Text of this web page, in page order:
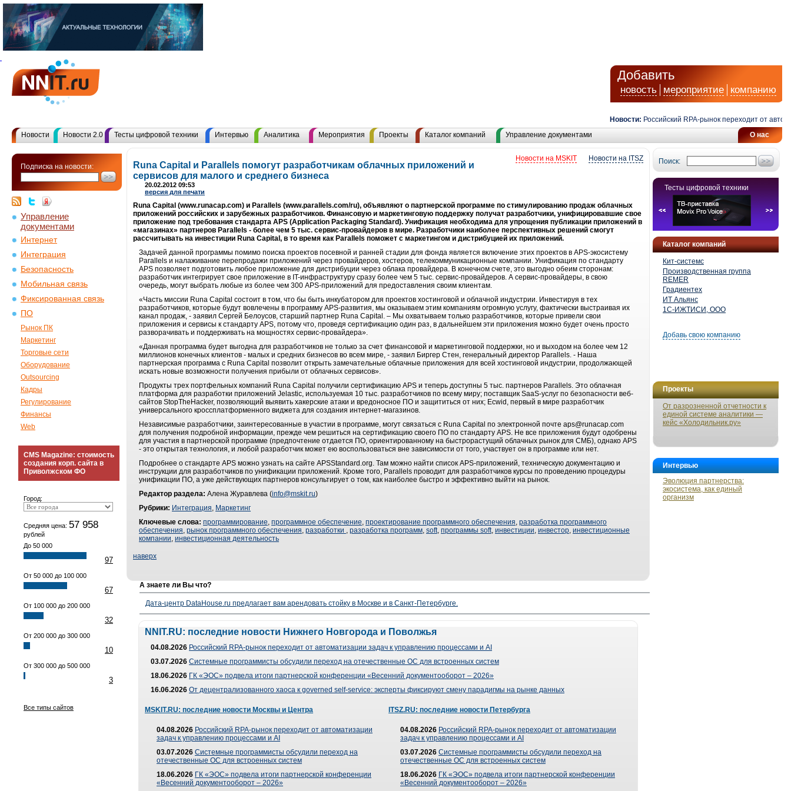
Добавить
новость мероприятие компанию
Новости: Российский RPA-рынок переходит от
О нас
Новости Новости 2.0 Тесты цифровой техники Интервью Аналитика Мероприятия Проекты Каталог компаний Управление документами
Подписка на новости:
Управление
документами
Интернет
Интеграция
Безопасность
Мобильная связь
Фиксированная связь
ПО
Рынок ПК
Маркетинг
Торговые сети
Оборудование
Outsourcing
Кадры
Регулирование
Финансы
Web
CMS Magazine: стоимость
создания корп. сайта в
Приволжском ФО
Город:
Средняя цена: 57 958
рублей
До 50 000
97
От 50 000 до 100 000
67
От 100 000 до 200 000
32
От 200 000 до 300 000
10
От 300 000 до 500 000
3
Все типы сайтов
Поиск:
Тесты цифровой техники
Каталог компаний
Кит-системс
Производственная группа
REMER
Градиентех
ИТ Альянс
1С-ИЖТИСИ, ООО
Добавь свою компанию
Проекты
От разрозненной отчетности к
единой системе аналитики —
кейс «Холодильник.ру»
Интервью
Эволюция партнерства:
экосистема, как единый
организм
Новости на ITSZ
Новости на MSKIT
Runa Capital и Parallels помогут разработчикам облачных приложений и
сервисов для малого и среднего бизнеса
20.02.2012 09:53
версия для печати
Runa Capital (www.runacap.com) и Parallels (www.parallels.com/ru), объявляют о партнерской программе по стимулированию продаж облачных
приложений российских и зарубежных разработчиков. Финансовую и маркетинговую поддержку получат разработчики, унифицировавшие свое
приложение под требования стандарта APS (Application Packaging Standard). Унификация необходима для упрощения публикации приложений в
«магазинах» партнеров Parallels - более чем 5 тыс. сервис-провайдеров в мире. Разработчики наиболее перспективных решений смогут
рассчитывать на инвестиции Runa Capital, в то время как Parallels поможет с маркетингом и дистрибуцией их приложений.
Задачей данной программы помимо поиска проектов посевной и ранней стадии для фонда является включение этих проектов в APS-экосистему
Parallels и налаживание перепродажи приложений через провайдеров, хостеров, телекоммуникационные компании. Унификация по стандарту
APS позволяет подготовить любое приложение для дистрибуции через облака провайдера. В конечном счете, это выгодно обеим сторонам:
разработчик интегрирует свое приложение в IT-инфраструктуру сразу более чем 5 тыс. сервис-провайдеров. А сервис-провайдеры, в свою
очередь, могут выбрать любые из более чем 300 APS-приложений для предоставления своим клиентам.
«Часть миссии Runa Capital состоит в том, что бы быть инкубатором для проектов хостинговой и облачной индустрии. Инвестируя в тех
разработчиков, которые будут вовлечены в программу APS-развития, мы оказываем этим компаниям огромную услугу, фактически выстраивая их
канал продаж, - заявил Сергей Белоусов, старший партнер Runa Capital. – Мы охватываем только разработчиков, которые привели свои
приложения и сервисы к стандарту APS, потому что, проведя сертификацию один раз, в дальнейшем эти приложения можно будет очень просто
разворачивать и поддерживать на мощностях сервис-провайдера».
«Данная программа будет выгодна для разработчиков не только за счет финансовой и маркетинговой поддержки, но и выходом на более чем 12
миллионов конечных клиентов - малых и средних бизнесов во всем мире, - заявил Биргер Стен, генеральный директор Parallels. - Наша
партнерская программа с Runa Capital позволит открыть замечательные облачные приложения для всей хостинговой индустрии, продолжающей
искать новые возможности получения прибыли от облачных сервисов».
Продукты трех портфельных компаний Runa Capital получили сертификацию APS и теперь доступны 5 тыс. партнеров Parallels. Это облачная
платформа для разработки приложений Jelastic, используемая 10 тыс. разработчиков по всему миру; поставщик SaaS-услуг по безопасности веб-
сайтов StopTheHacker, позволяющий выявить хакерские атаки и вредоносное ПО и защититься от них; Ecwid, первый в мире разработчик
универсального кроссплатформенного виджета для создания интернет-магазинов.
Независимые разработчики, заинтересованные в участии в программе, могут связаться с Runa Capital по электронной почте aps@runacap.com
для получения подробной информации, прежде чем решиться на сертификацию своего ПО по стандарту APS. Не все приложения будут одобрены
для участия в партнерской программе (предпочтение отдается ПО, ориентированному на быстрорастущий облачных рынок для СМБ), однако APS
- это открытая технология, и любой разработчик может ею воспользоваться вне зависимости от того, участвует он в программе или нет.
Подробнее о стандарте APS можно узнать на сайте APSStandard.org. Там можно найти список APS-приложений, техническую документацию и
инструкции для разработчиков по унификации приложений. Кроме того, Parallels проводит для разработчиков курсы по проведению процедуры
унификации ПО, а уже действующих партнеров консультирует о том, как наиболее быстро и эффективно выйти на рынок.
Редактор раздела: Алена Журавлева (info@mskit.ru)
Рубрики: Интеграция, Маркетинг
Ключевые слова: программирование, программное обеспечение, проектирование программного обеспечения, разработка программного
обеспечения, рынок программного обеспечения, разработки , разработка программ, soft, программы soft, инвестиции, инвестор, инвестиционные
компании, инвестиционная деятельность
наверх
А знаете ли Вы что?
Дата-центр DataHouse.ru предлагает вам арендовать стойку в Москве и в Санкт-Петербурге.
NNIT.RU: последние новости Нижнего Новгорода и Поволжья
04.08.2026 Российский RPA-рынок переходит от автоматизации задач к управлению процессами и AI
03.07.2026 Системные программисты обсудили переход на отечественные ОС для встроенных систем
18.06.2026 ГК «ЭОС» подвела итоги партнерской конференции «Весенний документооборот – 2026»
16.06.2026 От децентрализованного хаоса к governed self-service: эксперты фиксируют смену парадигмы на рынке данных
MSKIT.RU: последние новости Москвы и Центра
04.08.2026 Российский RPA-рынок переходит от автоматизации
задач к управлению процессами и AI
03.07.2026 Системные программисты обсудили переход на
отечественные ОС для встроенных систем
18.06.2026 ГК «ЭОС» подвела итоги партнерской конференции
«Весенний документооборот – 2026»
ITSZ.RU: последние новости Петербурга
04.08.2026 Российский RPA-рынок переходит от автоматизации
задач к управлению процессами и AI
03.07.2026 Системные программисты обсудили переход на
отечественные ОС для встроенных систем
18.06.2026 ГК «ЭОС» подвела итоги партнерской конференции
«Весенний документооборот – 2026»